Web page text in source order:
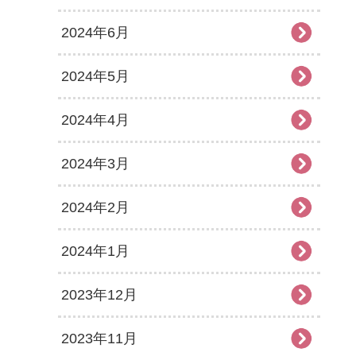
2024年6月
2024年5月
2024年4月
2024年3月
2024年2月
2024年1月
2023年12月
2023年11月